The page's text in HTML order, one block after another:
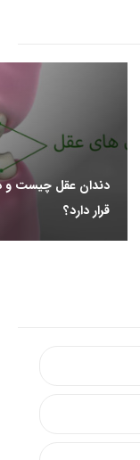
دندان عقل چیست و
قرار دارد؟